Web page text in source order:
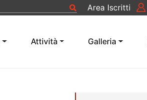
CercaArea Iscritti
Attività Galleria